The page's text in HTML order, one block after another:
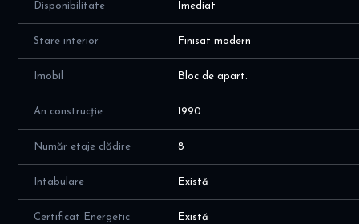
Disponibilitate Imediat
Stare interior Finisat modern
Imobil Bloc de apart.
An construcție 1990
Număr etaje clădire 8
Intabulare Există
Certificat Energetic Există